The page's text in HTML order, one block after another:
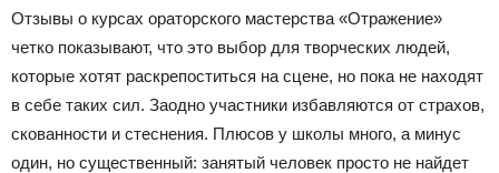
Отзывы о курсах ораторского мастерства «Отражение»
четко показывают, что это выбор для творческих людей,
которые хотят раскрепоститься на сцене, но пока не находят
в себе таких сил. Заодно участники избавляются от страхов,
скованности и стеснения. Плюсов у школы много, а минус
один, но существенный: занятый человек просто не найдет